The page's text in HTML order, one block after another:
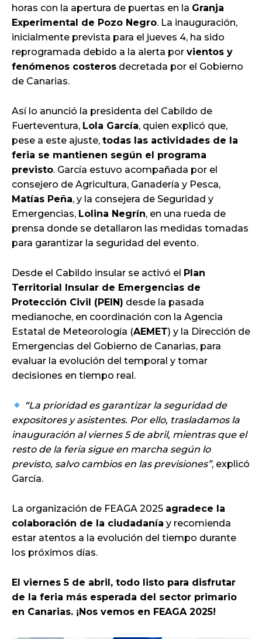
horas con la apertura de puertas en la Granja
Experimental de Pozo Negro. La inauguración,
inicialmente prevista para el jueves 4, ha sido
reprogramada debido a la alerta por vientos y
fenómenos costeros decretada por el Gobierno
de Canarias.
Así lo anunció la presidenta del Cabildo de
Fuerteventura, Lola García, quien explicó que,
pese a este ajuste, todas las actividades de la
feria se mantienen según el programa
previsto. García estuvo acompañada por el
consejero de Agricultura, Ganadería y Pesca,
Matías Peña, y la consejera de Seguridad y
Emergencias, Lolina Negrín, en una rueda de
prensa donde se detallaron las medidas tomadas
para garantizar la seguridad del evento.
Desde el Cabildo insular se activó el Plan
Territorial Insular de Emergencias de
Protección Civil (PEIN) desde la pasada
medianoche, en coordinación con la Agencia
Estatal de Meteorología (AEMET) y la Dirección de
Emergencias del Gobierno de Canarias, para
evaluar la evolución del temporal y tomar
decisiones en tiempo real.
“La prioridad es garantizar la seguridad de
expositores y asistentes. Por ello, trasladamos la
inauguración al viernes 5 de abril, mientras que el
resto de la feria sigue en marcha según lo
previsto, salvo cambios en las previsiones”, explicó
García.
La organización de FEAGA 2025 agradece la
colaboración de la ciudadanía y recomienda
estar atentos a la evolución del tiempo durante
los próximos días.
El viernes 5 de abril, todo listo para disfrutar
de la feria más esperada del sector primario
en Canarias. ¡Nos vemos en FEAGA 2025!